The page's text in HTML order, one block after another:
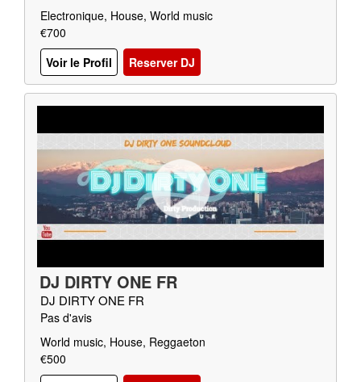
Electronique, House, World music
€700
Voir le Profil
Reserver DJ
DJ DIRTY ONE FR
DJ DIRTY ONE FR
Pas d'avis
World music, House, Reggaeton
€500